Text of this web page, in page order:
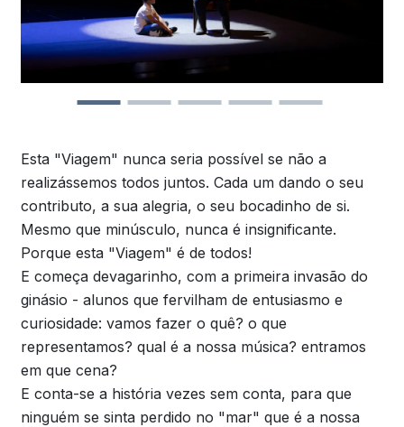
Esta "Viagem" nunca seria possível se não a
realizássemos todos juntos. Cada um dando o seu
contributo, a sua alegria, o seu bocadinho de si.
Mesmo que minúsculo, nunca é insignificante.
Porque esta "Viagem" é de todos!
E começa devagarinho, com a primeira invasão do
ginásio - alunos que fervilham de entusiasmo e
curiosidade: vamos fazer o quê? o que
representamos? qual é a nossa música? entramos
em que cena?
E conta-se a história vezes sem conta, para que
ninguém se sinta perdido no "mar" que é a nossa